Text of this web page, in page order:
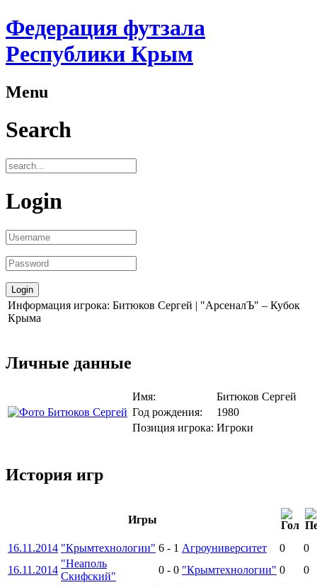
Федерация футзала
Республики Крым
Menu
Search
Login
Информация игрока: Битюков Сергей | "АрсеналЪ" – Кубок
Крыма
Личные данные
Имя:
Битюков Сергей
Год рождения:
1980
Позиция игрока: Игроки
История игр
Игры
16.11.2014 "Крымтехнологии" 6 - 1 Агроуниверситет 0
0
16.11.2014
"Неаполь
Скифский"
0 - 0 "Крымтехнологии" 0
0